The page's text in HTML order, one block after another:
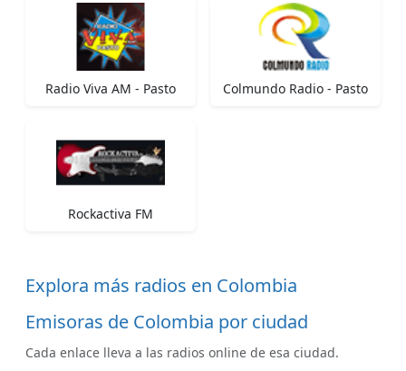
Radio Viva AM - Pasto Colmundo Radio - Pasto
Rockactiva FM
Explora más radios en Colombia
Emisoras de Colombia por ciudad
Cada enlace lleva a las radios online de esa ciudad.